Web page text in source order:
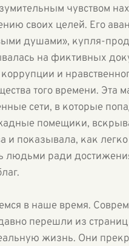
чувством
своих целей. Его
душами», купля-
на фиктивных
и
того времени. Эта
сети, в которые
помещики,
и показывала, как
людьми ради
в наше время.
перешли из страниц
жизнь. Они